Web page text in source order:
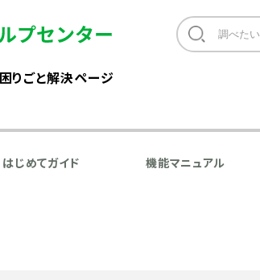
りごと解決ページ
はじめてガイド 機能マニュアル